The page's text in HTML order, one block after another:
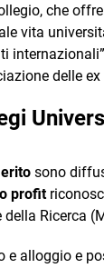
che
vita
delle
sono
profit
della Ricerca
e alloggio e